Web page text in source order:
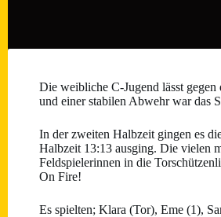
Die weibliche C-Jugend lässt gegen
und einer stabilen Abwehr war das
In der zweiten Halbzeit gingen es
Halbzeit 13:13 ausging. Die vielen
Feldspielerinnen in die
On Fire!
Es spielten; Klara (Tor), Eme (1),